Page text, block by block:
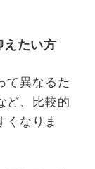
たい方
て異なるた
ど、比較的
くなりま